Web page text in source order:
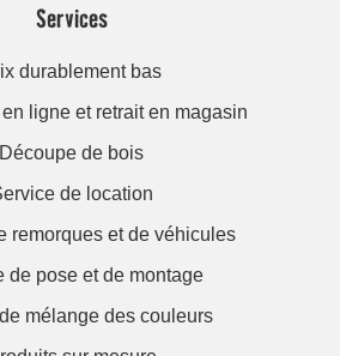
Services
durablement bas
ligne et retrait en magasin
Découpe de bois
de location
remorques et de véhicules
de pose et de montage
mélange des couleurs